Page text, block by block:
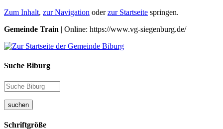
Zum Inhalt, zur Navigation oderzur Startseite springen.
Gemeinde Train | Online: https://www.vg-siegenburg.de/
Suche Biburg
suchen
Schriftgröße